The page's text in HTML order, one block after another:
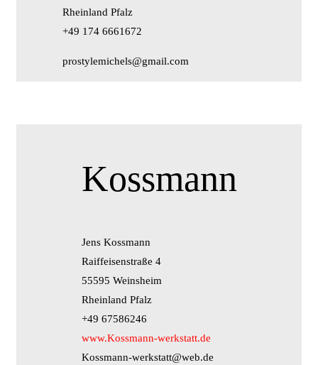
Rheinland Pfalz
+49 174 6661672
prostylemichels@gmail.com
Kossmann
Jens Kossmann
Raiffeisenstraße 4
55595 Weinsheim
Rheinland Pfalz
+49 67586246
www.Kossmann-werkstatt.de
Kossmann-werkstatt@web.de